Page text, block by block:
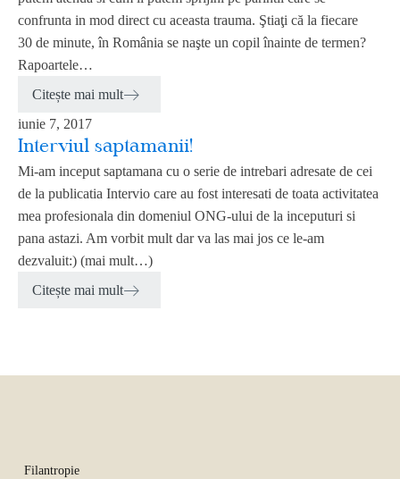
confrunta in mod direct cu aceasta trauma. Ştiaţi că la fiecare
30 de minute, în România se naşte un copil înainte de termen?
Rapoartele…
Citește mai mult
iunie 7, 2017
Interviul saptamanii!
Mi-am inceput saptamana cu o serie de intrebari adresate de cei
de la publicatia Intervio care au fost interesati de toata activitatea
mea profesionala din domeniul ONG-ului de la inceputuri si
pana astazi. Am vorbit mult dar va las mai jos ce le-am
dezvaluit:) (mai mult…)
Citește mai mult
Filantropie